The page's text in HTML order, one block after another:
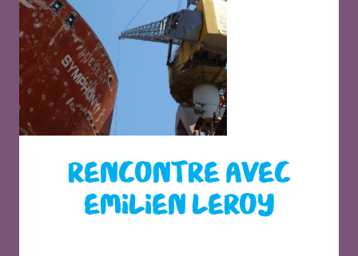
RENCONTRE AVEC
EMILIEN LEROY